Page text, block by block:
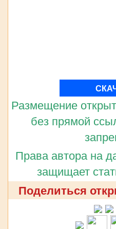
Размещение
без прямой
Права автора на
защищает
Поделиться